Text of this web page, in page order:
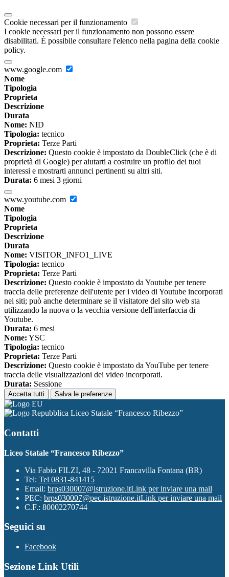
Cookie necessari per il funzionamento
I cookie necessari per il funzionamento non possono essere
disabilitati. È possibile consultare l'elenco nella pagina della cookie
policy.
www.google.com
Nome
Tipologia
Proprieta
Descrizione
Durata
Nome: NID
Tipologia: tecnico
Proprieta: Terze Parti
Descrizione: Questo cookie è impostato da DoubleClick (che è di
proprietà di Google) per aiutarti a costruire un profilo dei tuoi
interessi e mostrarti annunci pertinenti su altri siti.
Durata: 6 mesi 3 giorni
www.youtube.com
Nome
Tipologia
Proprieta
Descrizione
Durata
Nome: VISITOR_INFO1_LIVE
Tipologia: tecnico
Proprieta: Terze Parti
Descrizione: Questo cookie è impostato da Youtube per tenere
traccia delle preferenze dell'utente per i video di Youtube incorporati
nei siti; può anche determinare se il visitatore del sito web sta
utilizzando la nuova o la vecchia versione dell'interfaccia di
Youtube.
Durata: 6 mesi
Nome: YSC
Tipologia: tecnico
Proprieta: Terze Parti
Descrizione: Questo cookie è impostato da YouTube per tenere
traccia delle visualizzazioni dei video incorporati.
Durata: Sessione
Accetta tutti Salva le preferenze
Liceo Statale “Francesco Ribezzo”
Contatti
Liceo Statale “Francesco Ribezzo”
Via Fabio FILZI, 48 - 72021 Francavilla Fontana (BR)
Tel: Tel 0831-841415
Email: brps030007@istruzione.itLink per inviare una mail
PEC: brps030007@pec.istruzione.itLink per inviare una mail
C.F.: 80002270744
Seguici su
Facebook
Sezione Link Utili